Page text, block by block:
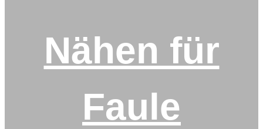
Nähen für
Faule